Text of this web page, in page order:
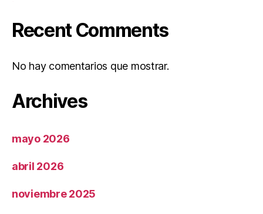
Recent Comments
No hay comentarios que mostrar.
Archives
mayo 2026
abril 2026
noviembre 2025